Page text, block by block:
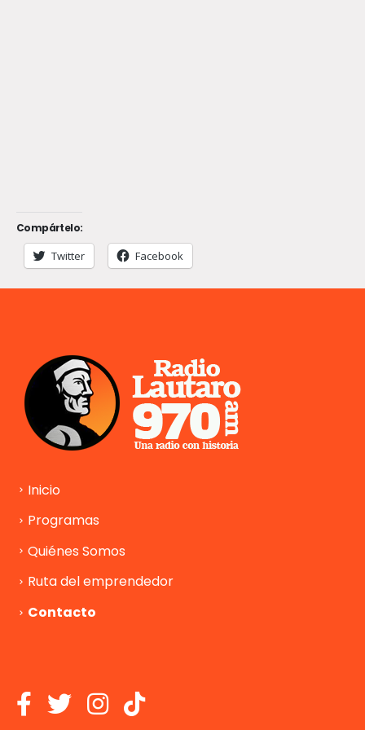
Compártelo:
Twitter Facebook
Inicio
Programas
Quiénes Somos
Ruta del emprendedor
Contacto